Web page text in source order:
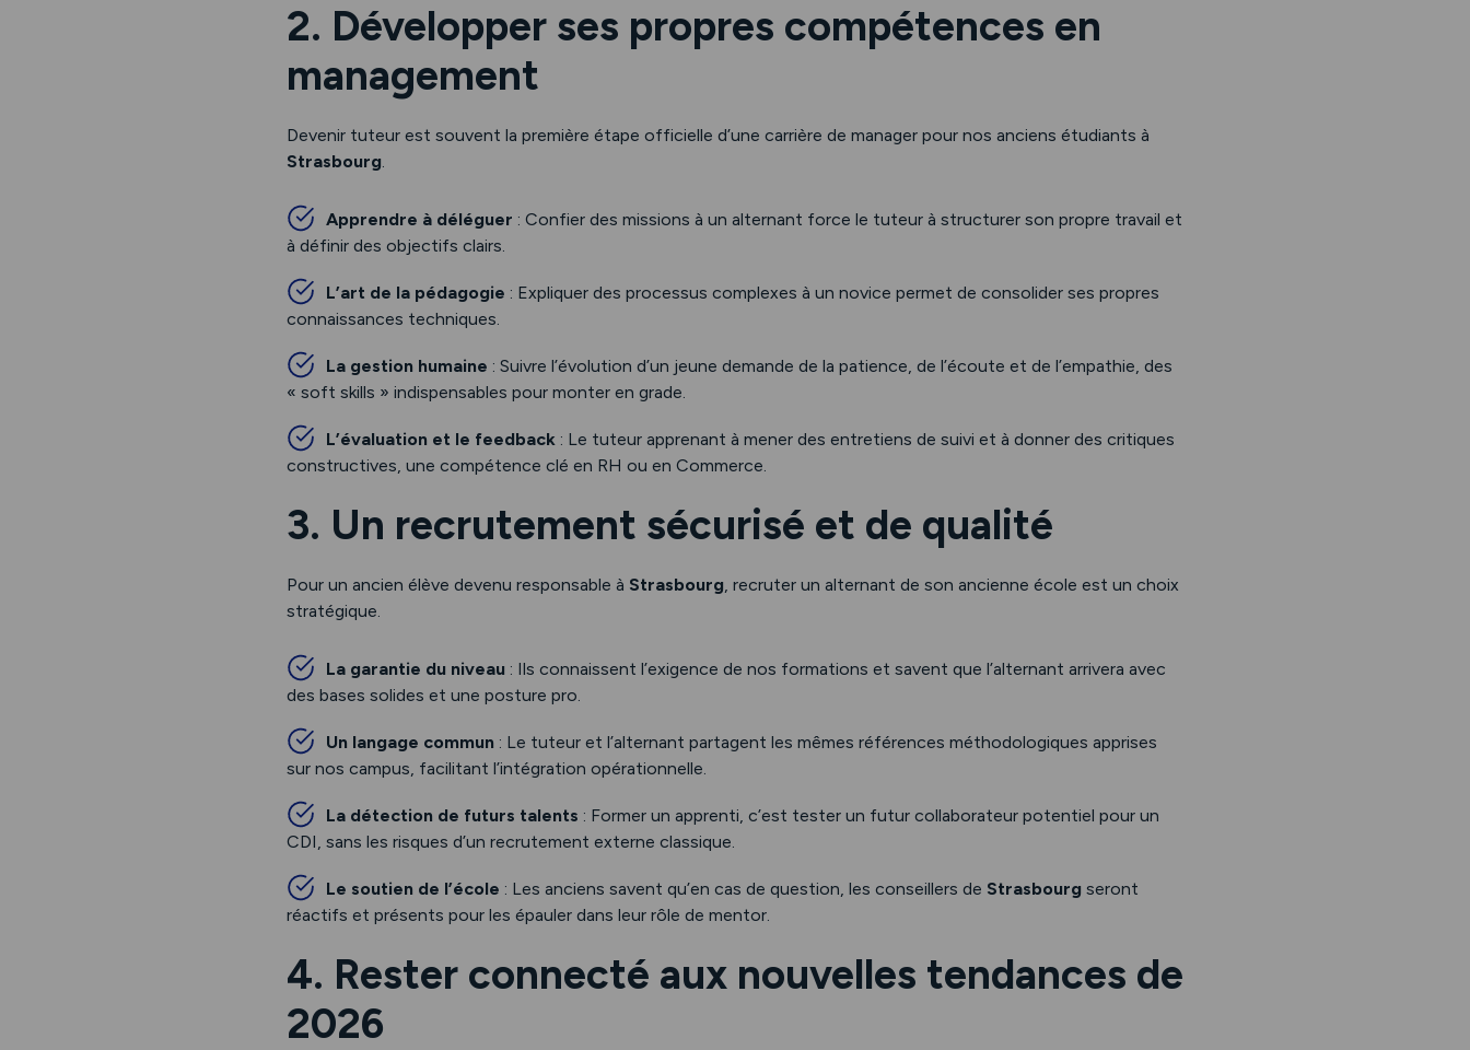
2. Développer ses propres compétences en
management
Devenir tuteur est souvent la première étape officielle d’une carrière de manager pour nos anciens étudiants à
Strasbourg.
Apprendre à déléguer : Confier des missions à un alternant force le tuteur à structurer son propre travail et
à définir des objectifs clairs.
L’art de la pédagogie : Expliquer des processus complexes à un novice permet de consolider ses propres
connaissances techniques.
La gestion humaine : Suivre l’évolution d’un jeune demande de la patience, de l’écoute et de l’empathie, des
« soft skills » indispensables pour monter en grade.
L’évaluation et le feedback : Le tuteur apprenant à mener des entretiens de suivi et à donner des critiques
constructives, une compétence clé en RH ou en Commerce.
3. Un recrutement sécurisé et de qualité
Pour un ancien élève devenu responsable à Strasbourg, recruter un alternant de son ancienne école est un choix
stratégique.
La garantie du niveau : Ils connaissent l’exigence de nos formations et savent que l’alternant arrivera avec
des bases solides et une posture pro.
Un langage commun : Le tuteur et l’alternant partagent les mêmes références méthodologiques apprises
sur nos campus, facilitant l’intégration opérationnelle.
La détection de futurs talents : Former un apprenti, c’est tester un futur collaborateur potentiel pour un
CDI, sans les risques d’un recrutement externe classique.
Le soutien de l’école : Les anciens savent qu’en cas de question, les conseillers de Strasbourg seront
réactifs et présents pour les épauler dans leur rôle de mentor.
4. Rester connecté aux nouvelles tendances de
2026